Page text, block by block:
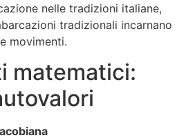
nelle tradizioni italiane,
tradizionali incarnano
movimenti.
matematici: